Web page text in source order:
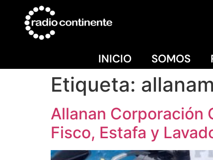
INICIO SOMOS
Etiqueta:
Allanan Corporación
Fisco, Estafa y